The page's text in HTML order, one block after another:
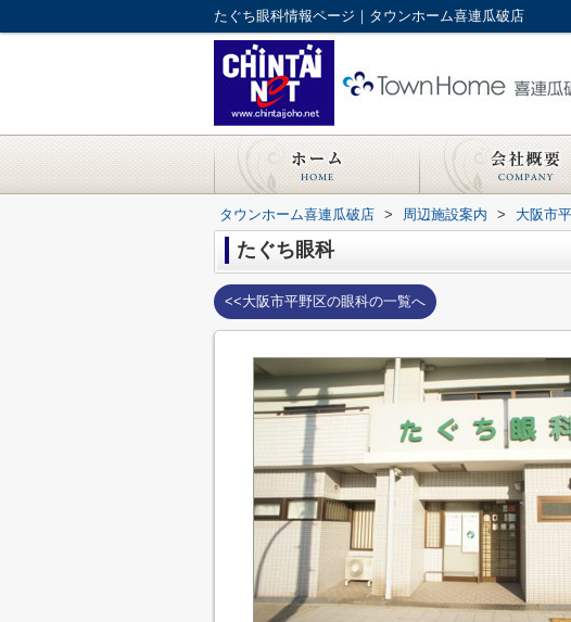
たぐち眼科情報ページ｜タウンホーム喜連瓜破店
タウンホーム喜連瓜破店 > 周辺施設案内 > 大阪市
たぐち眼科
<<大阪市平野区の眼科の一覧へ